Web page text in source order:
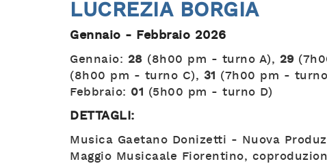
LUCREZIA BORGIA
Gennaio - Febbraio 2026
Gennaio: 28 (8h00 pm - turno A), 29
(8h00 pm - turno C), 31
(7h00 pm - turno
Febbraio: 01 (5h00 pm - turno D)
DETTAGLI:
Musica Gaetano Donizetti - Nuova
Maggio Musicaale Fiorentino,